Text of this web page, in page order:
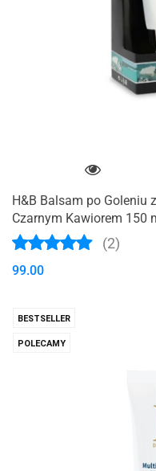
H&B Balsam po Goleniu
Czarnym Kawiorem 150
(2)
99.00
BESTSELLER
POLECAMY